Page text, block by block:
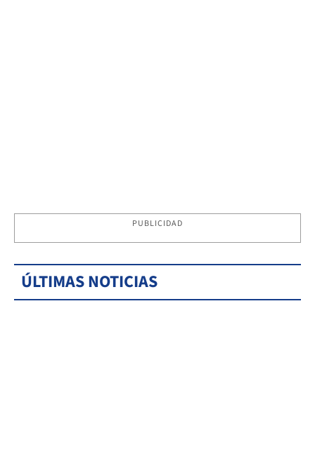
PUBLICIDAD
ÚLTIMAS NOTICIAS